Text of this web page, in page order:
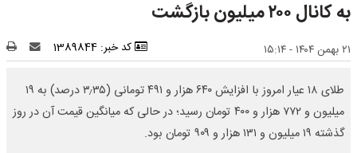
به کانال ۲۰۰ میلیون بازگشت
۲۱ بهمن ۱۴۰۴ - ۱۵:۱۴ کد خبر: 1389844
طلای ۱۸ عیار امروز با افزایش ۶۴۰ هزار و ۴۹۱ تومانی (۳٫۳۵ درصد) به ۱۹
میلیون و ۷۷۲ هزار و ۴۰۰ تومان رسید؛ در حالی که میانگین قیمت آن در روز
گذشته ۱۹ میلیون و ۱۳۱ هزار و ۹۰۹ تومان بود.